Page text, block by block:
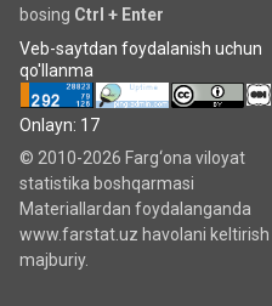
bosing Ctrl + Enter
Veb-saytdan foydalanish uchun
qo'llanma
Onlayn: 17
© 2010-2026 Farg‘ona viloyat
statistika boshqarmasi
Materiallardan foydalanganda
www.farstat.uz havolani keltirish
majburiy.